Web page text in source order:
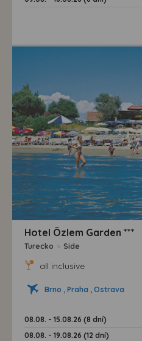
Hotel Özlem Garden ***
Turecko > Side
all inclusive
Brno , Praha , Ostrava
08.08. - 15.08.26 (8 dní)
08.08. - 19.08.26 (12 dní)